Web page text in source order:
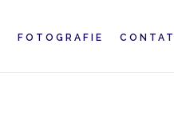
FOTOGRAFIE